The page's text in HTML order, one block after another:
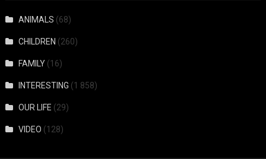
ANIMALS (68)
CHILDREN (260)
FAMILY (16)
INTERESTING (1 858)
OUR LIFE (29)
VIDEO (128)